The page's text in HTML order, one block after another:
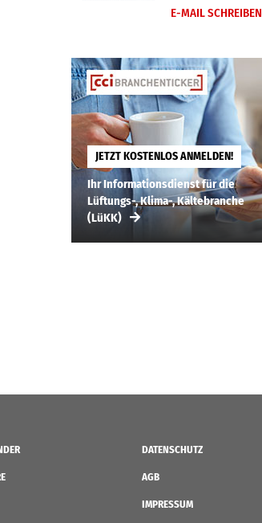
E-MAIL SCHREIBEN
JETZT KOSTENLOS ANMELDEN!
Ihr Informationsdienst für die
Lüftungs-, Klima-, Kältebranche
(LüKK)
DATENSCHUTZ
AGB
IMPRESSUM